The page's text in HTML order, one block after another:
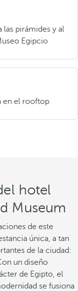
las pirámides y al
Egipcio
en el rooftop
hotel
Museum
de este
única, a tan
de la ciudad:
un diseño
de Egipto, el
se fusiona